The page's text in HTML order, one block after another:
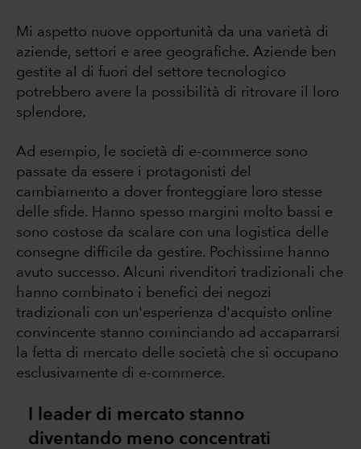
Mi aspetto nuove opportunità da una varietà di
aziende, settori e aree geografiche. Aziende ben
gestite al di fuori del settore tecnologico
potrebbero avere la possibilità di ritrovare il loro
splendore.
Ad esempio, le società di e-commerce sono
passate da essere i protagonisti del
cambiamento a dover fronteggiare loro stesse
delle sfide. Hanno spesso margini molto bassi e
sono costose da scalare con una logistica delle
consegne difficile da gestire. Pochissime hanno
avuto successo. Alcuni rivenditori tradizionali che
hanno combinato i benefici dei negozi
tradizionali con un'esperienza d'acquisto online
convincente stanno cominciando ad accaparrarsi
la fetta di mercato delle società che si occupano
esclusivamente di e-commerce.
I leader di mercato stanno
diventando meno concentrati